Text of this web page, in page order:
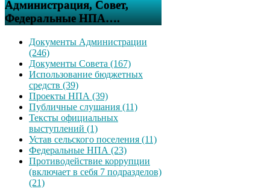
Администрация, Совет,
Федеральные НПА….
Документы Администрации
(246)
Документы Совета (167)
Использование бюджетных
средств (39)
Проекты НПА (39)
Публичные слушания (11)
Тексты официальных
выступлений (1)
Устав сельского поселения (11)
Федеральные НПА (23)
Противодействие коррупции
(включает в себя 7 подразделов)
(21)